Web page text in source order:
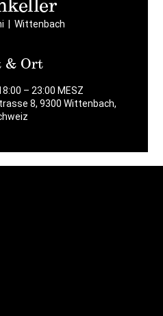
Wittenbach
& Ort
– 23:00 MESZ
8, 9300 Wittenbach,